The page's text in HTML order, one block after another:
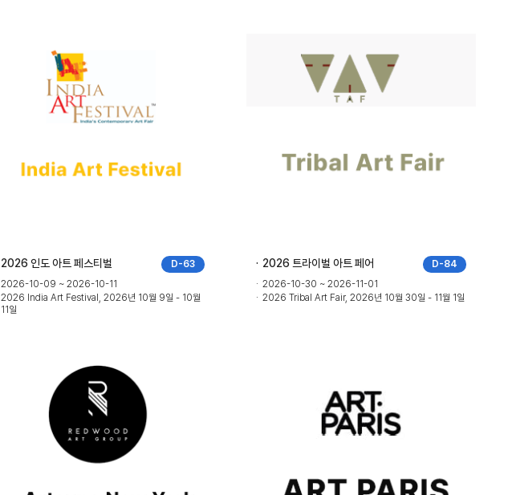
D-63
2026 인도 아트 페스티벌
2026-10-09 ~ 2026-10-11
2026 India Art Festival, 2026년 10월 9일 - 10월
11일
D-84
2026 트라이벌 아트 페어
2026-10-30 ~ 2026-11-01
2026 Tribal Art Fair, 2026년 10월 30일 - 11월 1일